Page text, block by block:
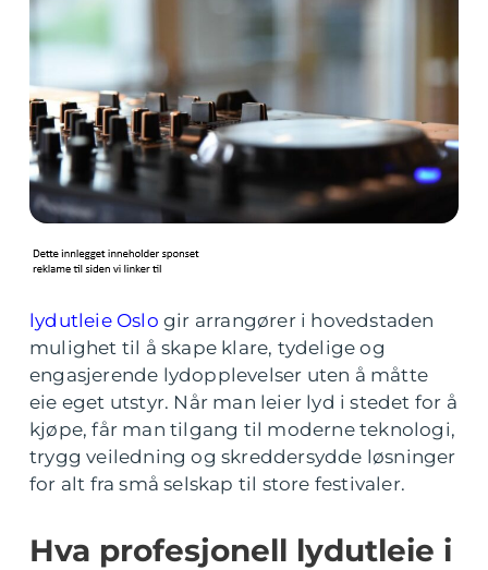
lydutleie Oslo gir arrangører i hovedstaden
mulighet til å skape klare, tydelige og
engasjerende lydopplevelser uten å måtte
eie eget utstyr. Når man leier lyd i stedet for å
kjøpe, får man tilgang til moderne teknologi,
trygg veiledning og skreddersydde løsninger
for alt fra små selskap til store festivaler.
Hva profesjonell lydutleie i